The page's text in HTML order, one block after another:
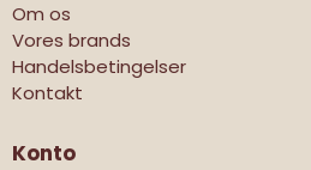
Om os
Vores brands
Handelsbetingelser
Kontakt
Konto